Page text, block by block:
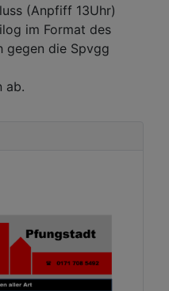
(Anpfiff 13Uhr)
im Format des
gegen die Spvgg
ab.